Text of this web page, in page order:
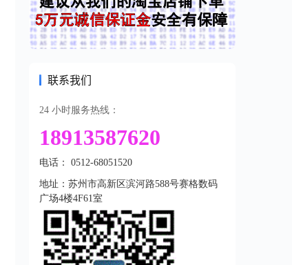
联系我们
24 小时服务热线：
18913587620
电话： 0512-68051520
地址：苏州市高新区滨河路588号赛格数码
广场4楼4F61室